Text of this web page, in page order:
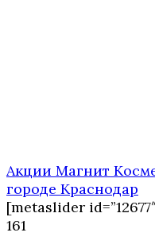
Акции Магнит
городе Краснодар
[metaslider
161